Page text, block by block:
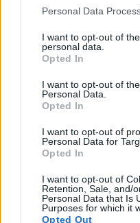
Please note that this
not limited to your visit or
grant or deny consent to
use your data for below
consent section.
Personal Data
I want to opt-out of
personal data.
Opted In
I want to opt-out of
Personal Data.
Opted In
I want to opt-out of
Personal Data for
Opted In
I want to opt-out of
Retention, Sale, and/
Personal Data that Is
Purposes for which it
Opted Out
Die volledige gids
Gepubliseer: 13 Julie
Persimmons bring
gesondheidsvoordele
sien. Hierdie helder
voedingstowwe wat
maniere ondersteun.
herfs-supervrug jou
transformeer.
Volledige Gids tot
Steenvrug